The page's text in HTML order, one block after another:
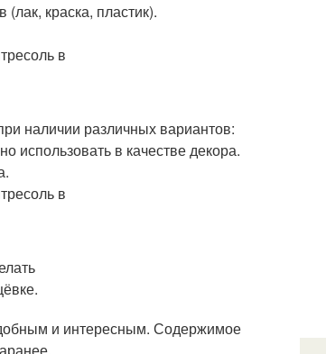
краска, пластик).
наличии различных вариантов:
в качестве декора.
и интересным. Содержимое